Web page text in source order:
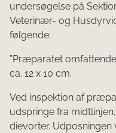
undersøgelse på
Veterinær- og
følgende:
”Præparatet
ca. 12 x 10 cm.
Ved inspektion af
udspringe fra
dievorter.